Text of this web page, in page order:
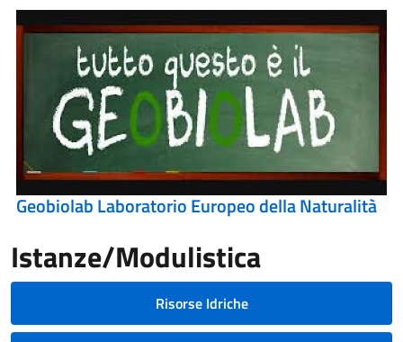
Geobiolab Laboratorio Europeo della Naturalità
Istanze/Modulistica
Risorse Idriche